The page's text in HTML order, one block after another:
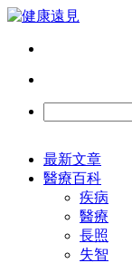
最新文章
醫療百科
疾病
醫療
長照
失智